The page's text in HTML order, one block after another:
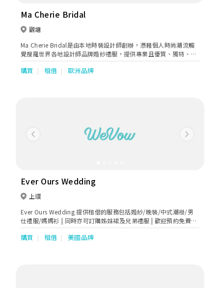
Ma Cherie Bridal
觀塘
Ma Cherie Bridal是由本地時裝設計師創辦，憑藉個人時尚潮流觸
覺搜羅世界各地設計師品牌婚紗禮服，提供專業且優質、獨特、多
元化的選擇及服務，深受明星名媛熱捧。至今榮獲官方授權代理超
過二十個國際設計師品牌，涵蓋阿塞拜彊、白俄羅斯、法國、意大
購買 租借 歐洲品牌
Previous Next
Ever Ours Wedding
上環
Ever Ours Wedding 提供租借的服務包括婚紗/晚裝/中式潮褂/男
仕禮服/媽媽衫 | 同時亦可訂購姊妹裙及兄弟禮服 | 歡迎預約免費試
身
購買 租借 美國品牌